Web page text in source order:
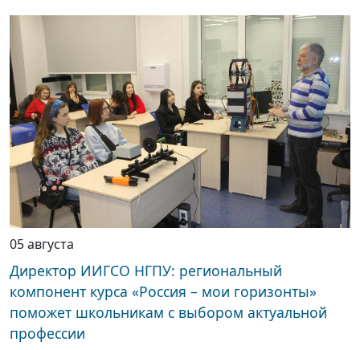
05 августа
Директор ИИГСО НГПУ: региональный
компонент курса «Россия – мои горизонты»
поможет школьникам с выбором актуальной
профессии